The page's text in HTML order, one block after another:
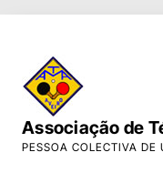
Associação de
PESSOA COLECTIVA DE